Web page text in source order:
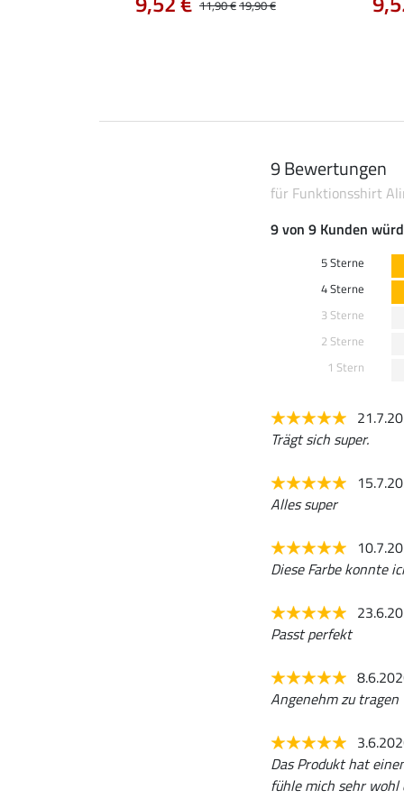
11,90 €19,90 €
9 Bewertungen
für Funktionsshirt
9 von 9 Kunden
5 Sterne
4 Sterne
3 Sterne
2 Sterne
1 Stern
Trägt sich super.
Alles super
Diese Farbe konnte
Passt perfekt
Angenehm zu tragen
Das Produkt hat
fühle mich sehr wohl